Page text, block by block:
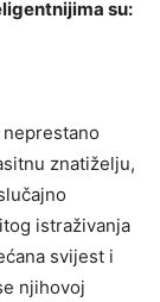
su:
znatiželju,
istraživanja
svijest i
njihovoj